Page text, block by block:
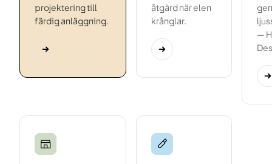
projektering till
färdig anläggning.
åtgärd när elen
krånglar.
—